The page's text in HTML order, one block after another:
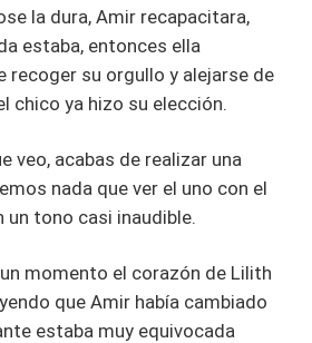
la dura, Amir recapacitara,
estaba, entonces ella
recoger su orgullo y alejarse de
chico ya hizo su elección.
veo, acabas de realizar una
nada que ver el uno con el
un tono casi inaudible.
momento el corazón de Lilith
que Amir había cambiado
estaba muy equivocada